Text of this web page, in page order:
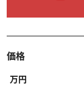
価格
万円